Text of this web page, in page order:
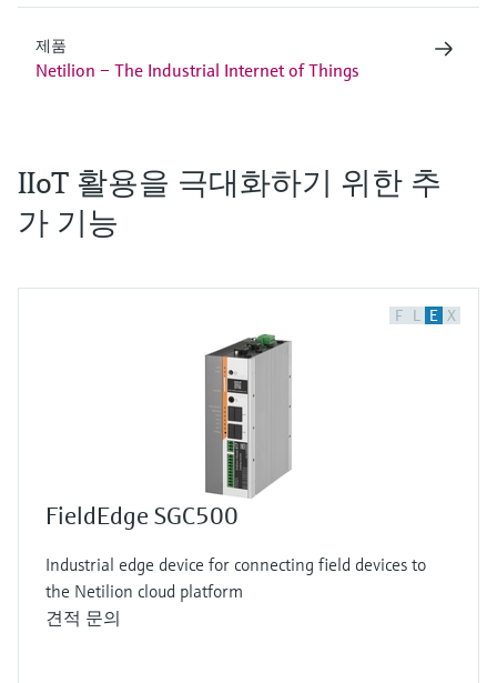
제품
Netilion – The Industrial Internet of Things
IIoT 활용을 극대화하기 위한 추
가 기능
F L E X
FieldEdge SGC500
Industrial edge device for connecting field devices to
the Netilion cloud platform
견적 문의